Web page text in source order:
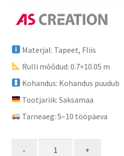
Materjal: Tapeet, Fliis
Rulli mõõdud: 0.7×10.05 m
Kohandus: Kohandus puudub
Tootjariik: Saksamaa
Tarneaeg: 5–10 tööpäeva